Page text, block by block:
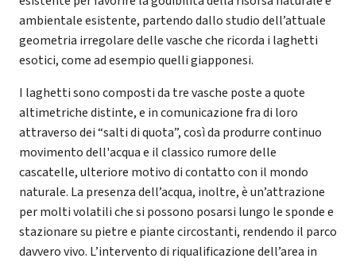
ambientale esistente, partendo dallo studio dell’attuale
geometria irregolare delle vasche che ricorda i laghetti
esotici, come ad esempio quelli giapponesi.
I laghetti sono composti da tre vasche poste a quote
altimetriche distinte, e in comunicazione fra di loro
attraverso dei “salti di quota”, così da produrre continuo
movimento dell'acqua e il classico rumore delle
cascatelle, ulteriore motivo di contatto con il mondo
naturale. La presenza dell’acqua, inoltre, è un’attrazione
per molti volatili che si possono posarsi lungo le sponde e
stazionare su pietre e piante circostanti, rendendo il parco
davvero vivo. L’intervento di riqualificazione dell’area in